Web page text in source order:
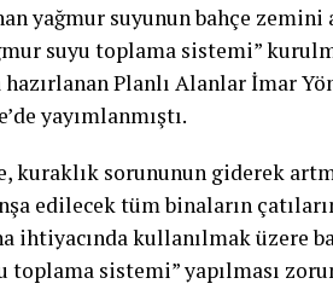
yağmur suyunun bahçe zemini
suyu toplama sistemi”
hazırlanan Planlı Alanlar İmar
yayımlanmıştı.
kuraklık sorununun giderek
edilecek tüm binaların
ihtiyacında kullanılmak üzere
toplama sistemi” yapılması